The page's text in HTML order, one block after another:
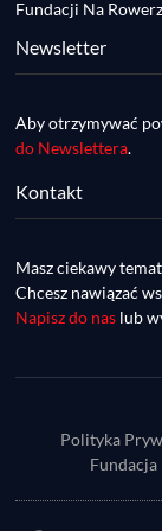
- zaprasza
samochwałki
Fundacji Na
Newsletter
Aby otrzymywać
do Newslettera.
Kontakt
Masz ciekawy
Chcesz nawiązać
Napisz do nas lub
Polityka
Fundacja